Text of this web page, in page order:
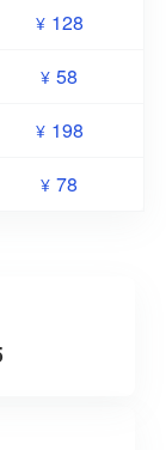
¥ 128
¥ 58
¥ 198
¥ 78